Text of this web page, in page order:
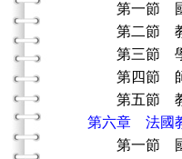
第一節 國
第二節 教育
第三節 學
第四節 師
第五節 教育
第六章 法國
第一節 國